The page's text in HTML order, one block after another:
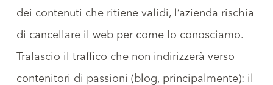
dei contenuti che ritiene validi, l’azienda rischia
di cancellare il web per come lo conosciamo.
Tralascio il traffico che non indirizzerà verso
contenitori di passioni (blog, principalmente): il